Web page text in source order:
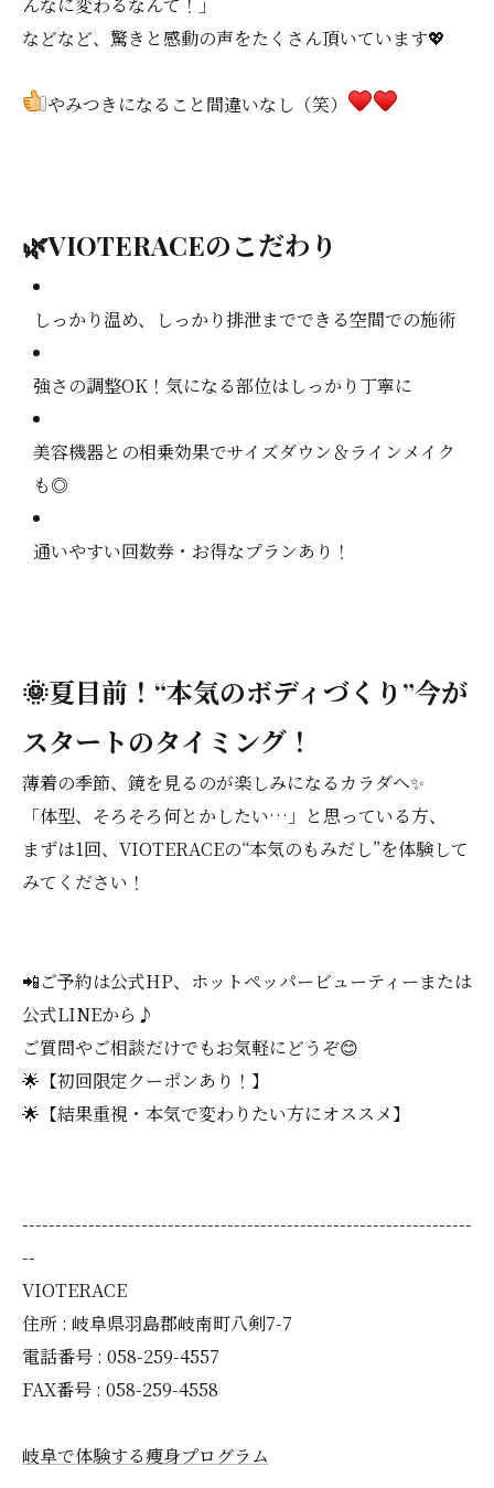
んなに変わるなんて！」
などなど、驚きと感動の声をたくさん頂いています💖
やみつきになること間違いなし（笑）
🌿VIOTERACEのこだわり
しっかり温め、しっかり排泄までできる空間での施術
強さの調整OK！気になる部位はしっかり丁寧に
美容機器との相乗効果でサイズダウン＆ラインメイク
も◎
通いやすい回数券・お得なプランあり！
🌞夏目前！“本気のボディづくり”今が
スタートのタイミング！
薄着の季節、鏡を見るのが楽しみになるカラダへ✨
「体型、そろそろ何とかしたい…」と思っている方、
まずは1回、VIOTERACEの“本気のもみだし”を体験して
みてください！
📲ご予約は公式HP、ホットペッパービューティーまたは
公式LINEから♪
ご質問やご相談だけでもお気軽にどうぞ😊
🌟【初回限定クーポンあり！】
🌟【結果重視・本気で変わりたい方にオススメ】
--------------------------------------------------------------------
--
VIOTERACE
住所 : 岐阜県羽島郡岐南町八剣7-7
電話番号 : 058-259-4557
FAX番号 : 058-259-4558
岐阜で体験する痩身プログラム